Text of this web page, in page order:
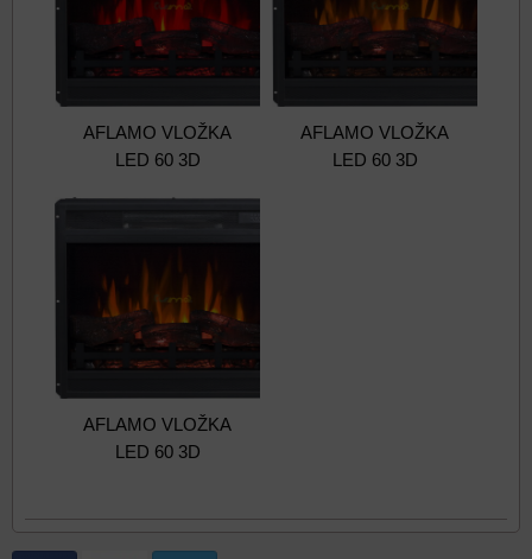
AFLAMO VLOŽKA
LED 60 3D
AFLAMO VLOŽKA
LED 60 3D
AFLAMO VLOŽKA
LED 60 3D